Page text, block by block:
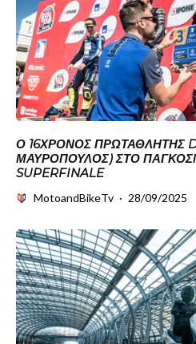
Ο 16ΧΡΟΝΟΣ ΠΡΩΤΑΘΛΗΤΉΣ
ΜΑΥΡΌΠΟΥΛΟΣ) ΣΤΟ
SUPERFINALE
MotoandBikeTv · 28/09/2025